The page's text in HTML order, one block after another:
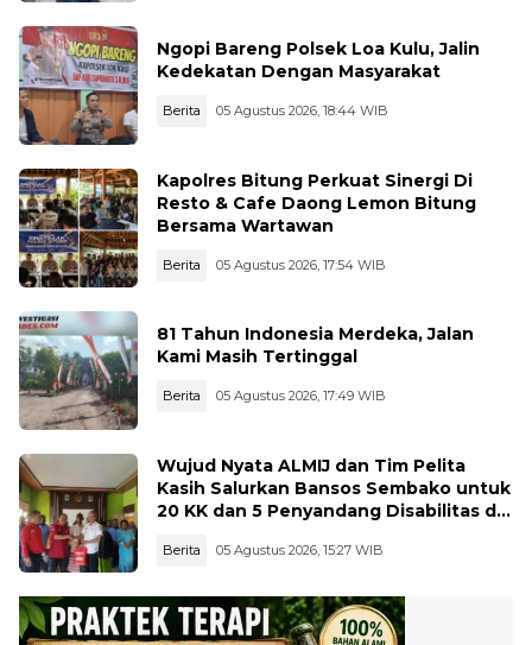
Ngopi Bareng Polsek Loa Kulu, Jalin
Kedekatan Dengan Masyarakat
Berita 05 Agustus 2026, 18:44 WIB
Kapolres Bitung Perkuat Sinergi Di
Resto & Cafe Daong Lemon Bitung
Bersama Wartawan
Berita 05 Agustus 2026, 17:54 WIB
81 Tahun Indonesia Merdeka, Jalan
Kami Masih Tertinggal
Berita 05 Agustus 2026, 17:49 WIB
Wujud Nyata ALMIJ dan Tim Pelita
Kasih Salurkan Bansos Sembako untuk
20 KK dan 5 Penyandang Disabilitas di
Berita 05 Agustus 2026, 15:27 WIB